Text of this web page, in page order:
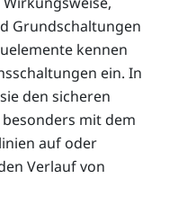
Grundschaltungen
kennen
ein. In
den sicheren
mit dem
auf oder
Verlauf von